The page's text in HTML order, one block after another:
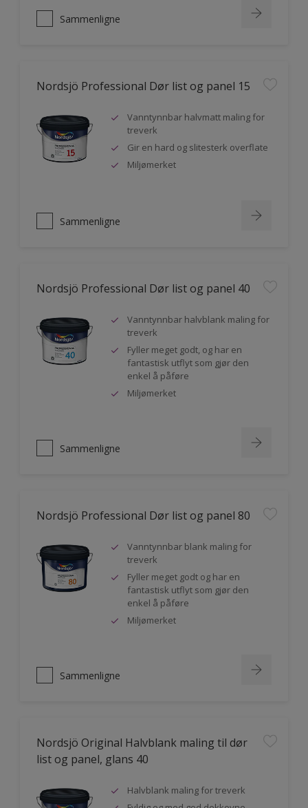
Sammenligne
Nordsjö Professional Dør list og panel 15
Vanntynnbar halvmatt maling for
treverk
Gir en hard og slitesterk overflate
Miljømerket
Sammenligne
Nordsjö Professional Dør list og panel 40
Vanntynnbar halvblank maling for
treverk
Fyller meget godt, og har en
fantastisk utflyt som gjør den
enkel å påføre
Miljømerket
Sammenligne
Nordsjö Professional Dør list og panel 80
Vanntynnbar blank maling for
treverk
Fyller meget godt og har en
fantastisk utflyt som gjør den
enkel å påføre
Miljømerket
Sammenligne
Nordsjö Original Halvblank maling til dør
list og panel, glans 40
Halvblank maling for treverk